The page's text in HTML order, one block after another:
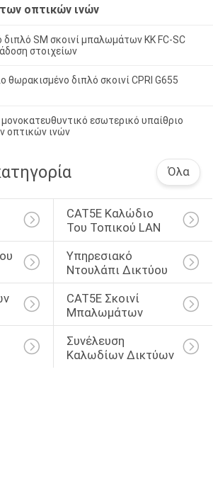
οπτικών ινών
SM σκοινί μπαλωμάτων ΚΚ FC-SC
στοιχείων
θωρακισμένο διπλό σκοινί CPRI G655
εσωτερικό υπαίθριο
οπτικών ινών
Όλα
CAT5E Καλώδιο
Του Τοπικού LAN
Υπηρεσιακό
Ντουλάπι Δικτύου
CAT5E Σκοινί
Μπαλωμάτων
Συνέλευση
Καλωδίων Δικτύων